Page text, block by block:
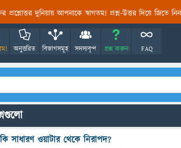
প্রশ্নোত্তর দুনিয়ায় আপনাকে স্বাগতম! প্রশ্ন-উত্তর দিয়ে জিতে
অনুত্তরিত বিভাগসমূহ সদস্যবৃন্দ প্রশ্ন করুন FAQ
সাধারণ ওয়াটার থেকে নিরাপদ?